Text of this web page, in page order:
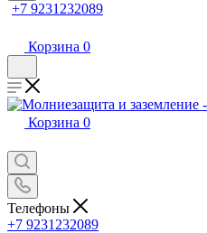
+7 9231232089
Корзина 0
Корзина 0
Телефоны
+7 9231232089